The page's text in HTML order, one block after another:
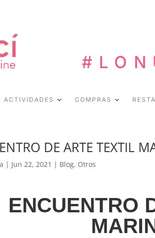
ACTIVIDADES COMPRAS
DE ARTE TEXTIL
| Jun 22, 2021 | Blog, Otros
ENCUENTRO